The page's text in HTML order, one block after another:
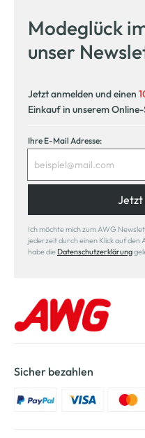
Modeglück
unser
Jetzt anmelden und einen
Einkauf in unserem
Ihre E-Mail Adresse:
Jetzt
Ich möchte mich zum AWG
jederzeit durch einen Klick auf
habe die Datenschutzerklärung
Sicher bezahlen